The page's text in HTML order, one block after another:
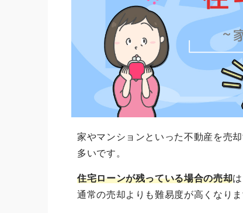
家やマンションといった不動産を売
多いです。
住宅ローンが残っている場合の売却
通常の売却よりも難易度が高くなりま